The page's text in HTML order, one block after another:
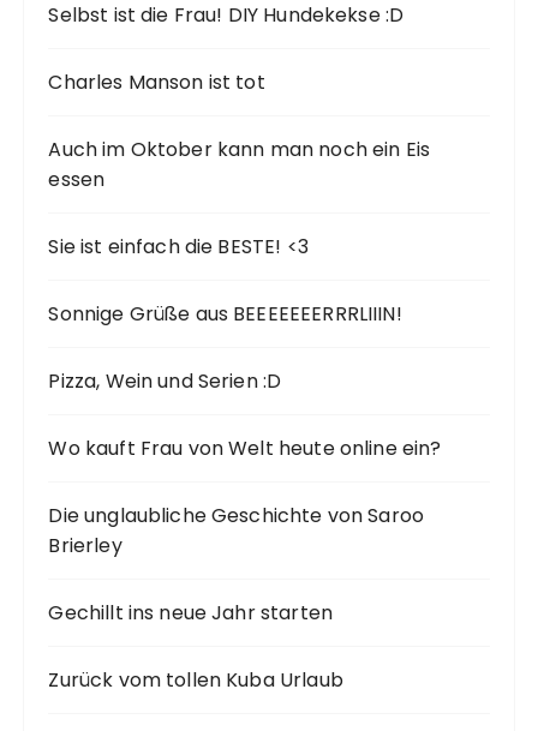
Selbst ist die Frau! DIY Hundekekse :D
Charles Manson ist tot
Auch im Oktober kann man noch ein Eis
essen
Sie ist einfach die BESTE! <3
Sonnige Grüße aus BEEEEEEERRRLIIIN!
Pizza, Wein und Serien :D
Wo kauft Frau von Welt heute online ein?
Die unglaubliche Geschichte von Saroo
Brierley
Gechillt ins neue Jahr starten
Zurück vom tollen Kuba Urlaub